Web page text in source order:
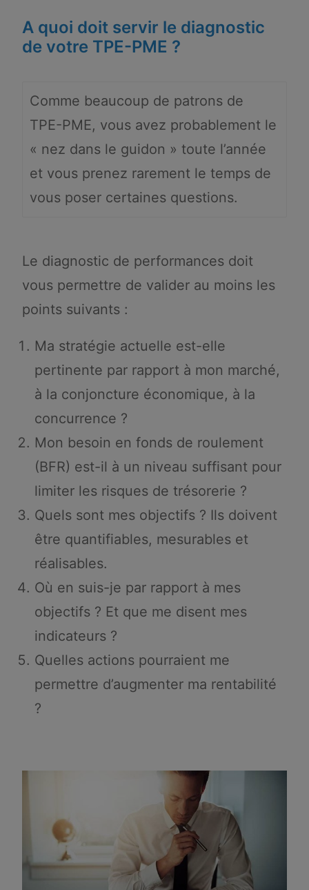
A quoi doit servir le diagnostic
de votre TPE-PME ?
Comme beaucoup de patrons de
TPE-PME, vous avez probablement le
« nez dans le guidon » toute l’année
et vous prenez rarement le temps de
vous poser certaines questions.
Le diagnostic de performances doit
vous permettre de valider au moins les
points suivants :
Ma stratégie actuelle est-elle
pertinente par rapport à mon marché,
à la conjoncture économique, à la
concurrence ?
Mon besoin en fonds de roulement
(BFR) est-il à un niveau suffisant pour
limiter les risques de trésorerie ?
Quels sont mes objectifs ? Ils doivent
être quantifiables, mesurables et
réalisables.
Où en suis-je par rapport à mes
objectifs ? Et que me disent mes
indicateurs ?
Quelles actions pourraient me
permettre d’augmenter ma rentabilité
?